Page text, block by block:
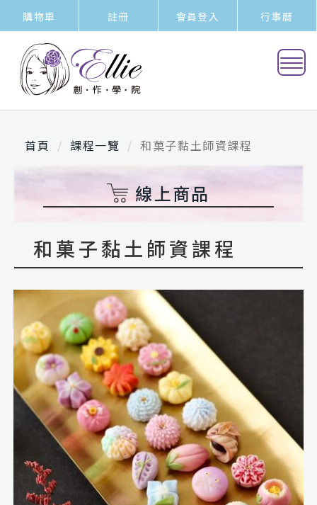
購物車 註冊 會員登入 行事曆
首頁 課程一覽 和菓子黏土師資課程
線上商品
和菓子黏土師資課程